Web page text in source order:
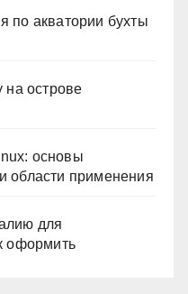
по акватории бухты
на острове
основы
области применения
для
оформить